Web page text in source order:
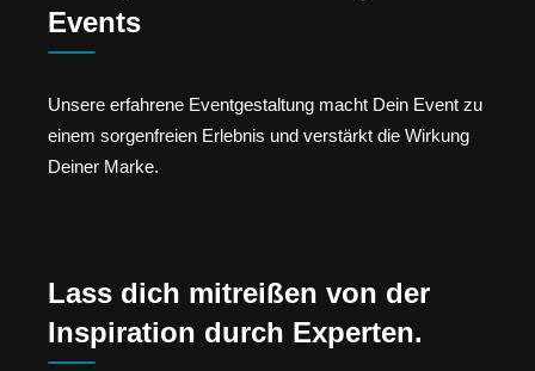
Events
Unsere erfahrene Eventgestaltung macht Dein Event zu
einem sorgenfreien Erlebnis und verstärkt die Wirkung
Deiner Marke.
Lass dich mitreißen von der
Inspiration durch Experten.